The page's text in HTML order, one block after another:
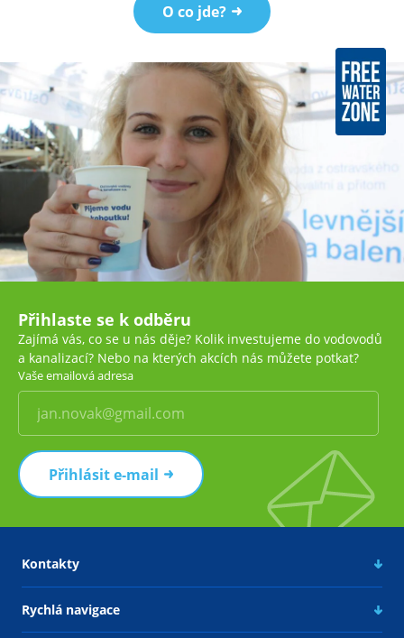
O co jde?
Přihlaste se k odběru
Zajímá vás, co se u nás děje? Kolik investujeme do vodovodů
a kanalizací? Nebo na kterých akcích nás můžete potkat?
Vaše emailová adresa
Přihlásit e-mail
Kontakty
Rychlá navigace